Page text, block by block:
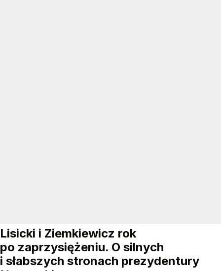
Lisicki i Ziemkiewicz rok
po zaprzysiężeniu. O silnych
i słabszych stronach prezydentury